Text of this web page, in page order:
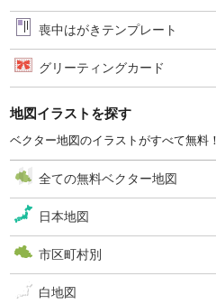
喪中はがきテンプレート
グリーティングカード
地図イラストを探す
ベクター地図のイラストがすべて無料！
全ての無料ベクター地図
日本地図
市区町村別
白地図